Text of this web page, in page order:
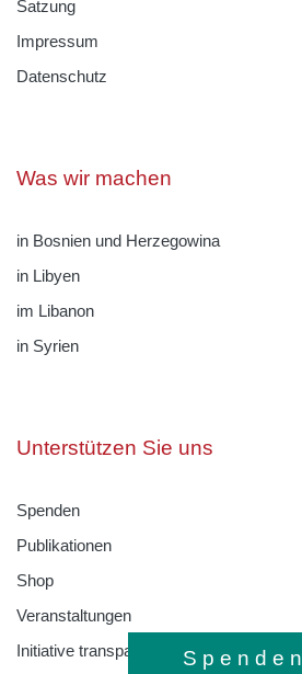
Spenden
Satzung
Impressum
Datenschutz
Was wir machen
in Bosnien und Herzegowina
in Libyen
im Libanon
in Syrien
Unterstützen Sie uns
Spenden
Publikationen
Shop
Veranstaltungen
Initiative transparente Zivilgesellschaft